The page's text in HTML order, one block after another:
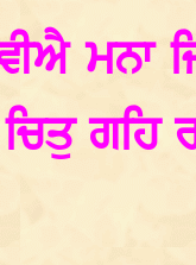
ਮਨਾ